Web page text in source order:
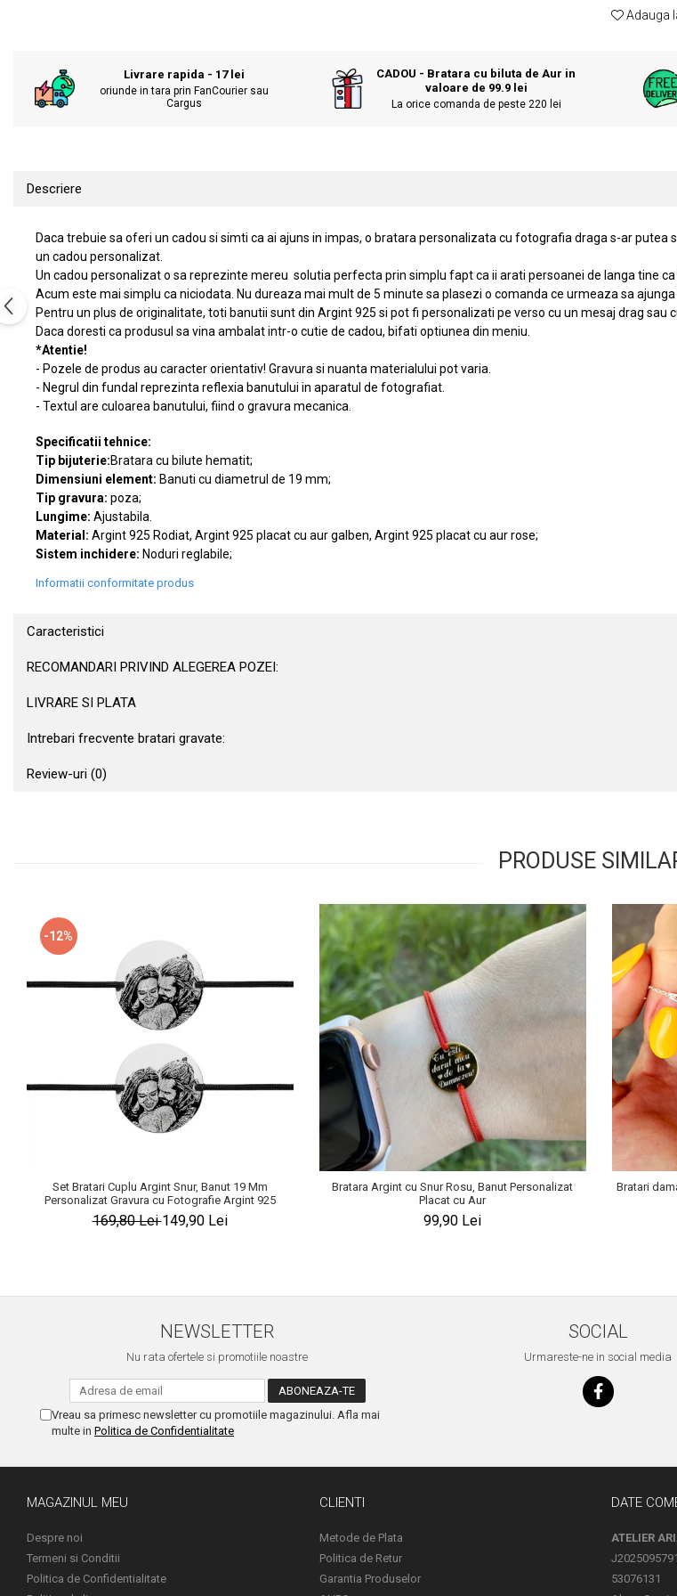
Chei auto
Pentru tata
Brelocuri cu mesaje amuzante
Nou nascuti
1 an
40 ani
60 ani
Adauga
Livrare rapida - 17 lei
oriunde in tara prin FanCourier sau
Cargus
CADOU - Bratara cu biluta de Aur in
valoare de 99.9 lei
La orice comanda de peste 220 lei
Descriere
Daca trebuie sa oferi un cadou si simti ca ai ajuns in impas, o bratara personalizata cu fotografia draga s-ar
un cadou personalizat.
Un cadou personalizat o sa reprezinte mereu solutia perfecta prin simplu fapt ca ii arati persoanei de langa tine
Acum este mai simplu ca niciodata. Nu dureaza mai mult de 5 minute sa plasezi o comanda ce urmeaza sa ajunga
Pentru un plus de originalitate, toti banutii sunt din Argint 925 si pot fi personalizati pe verso cu un mesaj drag sau
Daca doresti ca produsul sa vina ambalat intr-o cutie de cadou, bifati optiunea din meniu.
*Atentie!
- Pozele de produs au caracter orientativ! Gravura si nuanta materialului pot varia.
- Negrul din fundal reprezinta reflexia banutului in aparatul de fotografiat.
- Textul are culoarea banutului, fiind o gravura mecanica.
Specificatii tehnice:
Tip bijuterie:Bratara cu bilute hematit;
Dimensiuni element: Banuti cu diametrul de 19 mm;
Tip gravura: poza;
Lungime: Ajustabila.
Material: Argint 925 Rodiat, Argint 925 placat cu aur galben, Argint 925 placat cu aur rose;
Sistem inchidere: Noduri reglabile;
Informatii conformitate produs
Caracteristici
RECOMANDARI PRIVIND ALEGEREA POZEI:
LIVRARE SI PLATA
Intrebari frecvente bratari gravate:
Review-uri (0)
PRODUSE
-12%
Set Bratari Cuplu Argint Snur, Banut 19 Mm
Personalizat Gravura cu Fotografie Argint 925
169,80 Lei149,90 Lei
Bratara Argint cu Snur Rosu, Banut Personalizat
Placat cu Aur
99,90 Lei
Bratari
NEWSLETTER
Nu rata ofertele si promotiile noastre
Vreau sa primesc newsletter cu promotiile magazinului. Afla mai
multe in Politica de Confidentialitate
SOCIAL
Urmareste-ne in social media
MAGAZINUL MEU
Despre noi
Termeni si Conditii
Politica de Confidentialitate
CLIENTI
Metode de Plata
Politica de Retur
Garantia Produselor
DATE
ATELIER
53076131